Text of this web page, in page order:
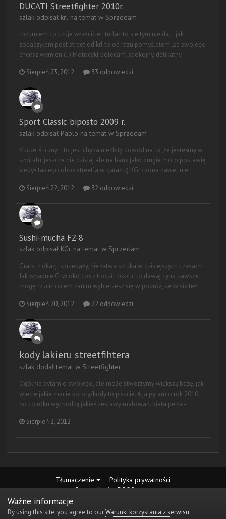
DUCATI Streetfighter 2010r.
szlak odpisał krl na temat w Sprzedam
rozumiem co czuje własciciel, turlać to sie tym nie da... jak
zobaczyłem post street od krl to od razu pomyślałem ,że swojego
chcesz wymienić ;) Motocykl polecam, spokojny, delikatny...
Sierpień 23, 2012 33 odpowiedzi
Sport Classic biposto 2009 r.
szlak odpisał Pablo na temat w Sprzedam
Kucze, śliczny... to jest chyba niezbity dowód na to ,że jesteśmy w
szpitalu, jeszcze nie dzisiaj ale na bank jako drugie moto postawię
kiedyś takiego obok street`a w garażu:) KGr - żona nawet nie...
Sierpień 22, 2012 32 odpowiedzi
Sushi-mucha FZ-8
szlak odpisał KGr na temat w Sprzedam
Gratki z okazji sprzedaży, nie łatwa sztuka w dzisiejszych czasach.
Jak wpadnie Ci w oko coś z Łodzi i okolic to dawaj cynk, zawsze
mogę rzucić okiem zanim wybierzesz się w podróż, serwisik też...
Sierpień 20, 2012 22 odpowiedzi
kody lakieru streetfihtera
szlak dodał temat w Streetfighter
Ogólnie pytam o swojego, ale może stworzymy większą bazę, jak
wiecie jakie macie kolory/kody to piszcie. A ja pytam o rok 2010
bo co roku wychodzą jakieś zestawy malowań. biała perła -...
Sierpień 2, 2012
Tłumaczenie Polityka prywatności
Desmo Maniax DOC Poland
Ważne informacje
By using this site, you agree to ourWarunki korzystania z serwisu.